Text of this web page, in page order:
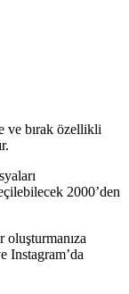
ve bırak özellikli
2000’den
Instagram’da